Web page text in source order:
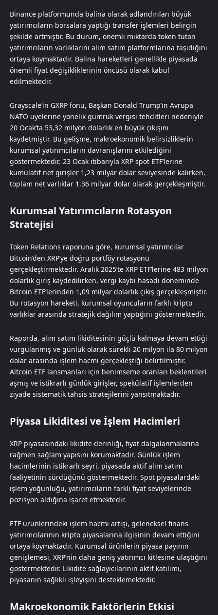
Binance platformunda balina olarak adlandırılan büyük
yatırımcıların borsalara yaptığı transfer işlemleri belirgin
şekilde artmıştır. Bu durum, önemli miktarda token tutan
yatırımcıların varlıklarını alım satım platformlarına taşıdığını
ortaya koymaktadır. Balina hareketleri genellikle piyasada
önemli fiyat değişikliklerinin öncüsü olarak kabul
edilmektedir.
Grayscale’in GXRP fonu, Başkan Donald Trump’ın Avrupa
NATO üyelerine yönelik gümrük vergisi tehditleri nedeniyle
20 Ocak’ta 53,32 milyon dolarlık en büyük çıkışını
kaydetmiştir. Bu gelişme, makroekonomik belirsizliklerin
kurumsal yatırımcıların davranışlarını etkilediğini
göstermektedir. 23 Ocak itibarıyla XRP spot ETF’lerine
kümülatif net girişler 1,23 milyar dolar seviyesinde kalırken,
toplam net varlıklar 1,36 milyar dolar olarak gerçekleşmiştir.
Kurumsal Yatırımcıların Rotasyon
Stratejisi
Token Relations raporuna göre, kurumsal yatırımcılar
Bitcoin’den XRP’ye doğru portföy rotasyonu
gerçekleştirmektedir. Aralık 2025’te XRP ETF’lerine 483 milyon
dolarlık giriş kaydedilirken, vergi kaybı hasadı döneminde
Bitcoin ETF’lerinden 1,09 milyar dolarlık çıkış gerçekleşmiştir.
Bu rotasyon hareketi, kurumsal oyuncuların farklı kripto
varlıklar arasında stratejik dağılım yaptığını göstermektedir.
Raporda, alım satım likiditesinin güçlü kalmaya devam ettiği
vurgulanmış ve günlük olarak sürekli 20 milyon ila 80 milyon
dolar arasında işlem hacmi gerçekleştiği belirtilmiştir.
Altcoin ETF lansmanları için benimseme oranları beklentileri
aşmış ve istikrarlı günlük girişler, spekülatif işlemlerden
ziyade sistematik tahsis stratejilerini yansıtmaktadır.
Piyasa Likiditesi ve İşlem Hacimleri
XRP piyasasındaki likidite derinliği, fiyat dalgalanmalarına
rağmen sağlam yapısını korumaktadır. Günlük işlem
hacimlerinin istikrarlı seyri, piyasada aktif alım satım
faaliyetinin sürdüğünü göstermektedir. Spot piyasalardaki
işlem yoğunluğu, yatırımcıların farklı fiyat seviyelerinde
pozisyon aldığına işaret etmektedir.
ETF ürünlerindeki işlem hacmi artışı, geleneksel finans
yatırımcılarının kripto piyasalarına ilgisinin devam ettiğini
ortaya koymaktadır. Kurumsal ürünlerin piyasa payının
genişlemesi, XRP’nin daha geniş yatırımcı kitlesine ulaştığını
göstermektedir. Likidite sağlayıcılarının aktif katılımı,
piyasanın sağlıklı işleyişini desteklemektedir.
Makroekonomik Faktörlerin Etkisi